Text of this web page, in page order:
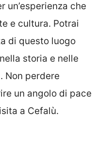
un’esperienza che
e cultura. Potrai
di questo luogo
storia e nelle
Non perdere
un angolo di pace
a Cefalù.